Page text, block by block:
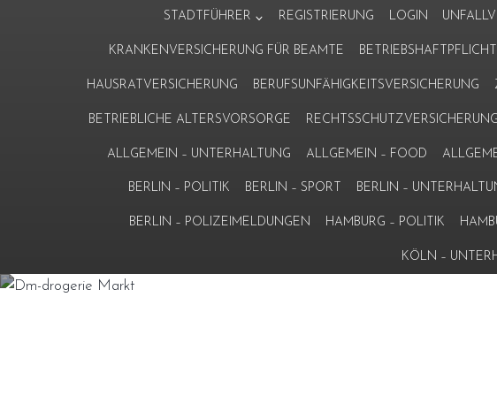
STADTFÜHRER REGISTRIERUNG LOGIN
KRANKENVERSICHERUNG FÜR BEAMTE
HAUSRATVERSICHERUNG BERUFSUNFÄHIGKEITSVERSICHERUNG
BETRIEBLICHE ALTERSVORSORGE RECHTSSCHUTZVERSICHERUNG
ALLGEMEIN – UNTERHALTUNG ALLGEMEIN – FOOD
BERLIN – POLITIK BERLIN – SPORT BERLIN –
BERLIN – POLIZEIMELDUNGEN HAMBURG – POLITIK
KÖLN –